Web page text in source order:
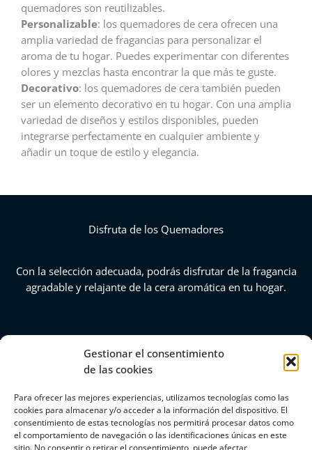
Gestionar el consentimiento
de las cookies
Para ofrecer las mejores experiencias, utilizamos tecnologías como las
cookies para almacenar y/o acceder a la información del dispositivo. El
consentimiento de estas tecnologías nos permitirá procesar datos como
el comportamiento de navegación o las identificaciones únicas en este
sitio. No consentir o retirar el consentimiento, puede afectar
quemadores son reutilizables.
Personalizable: los quemadores de cera ofrecen una
amplia variedad de fragancias para personalizar el
aroma de tu hogar. Puedes experimentar con diferentes
olores y mezclas hasta encontrar la que más te guste.
Decorativo: los quemadores de cera también pueden
ser un elemento decorativo en tu hogar. Con una amplia
variedad de diseños y estilos disponibles, pueden
integrarse perfectamente en cualquier ambiente y
añadir un toque de estilo y elegancia.
Disfruta de los Quemadores
Con la selección adecuada, podrás disfrutar de la fragancia
agradable y relajante de la cera aromática en tu hogar.
COPYRIGHT © 2026 |MARIA DEL PILAR FREIXAS |
606981359 | PILAR_DIE23@HOTMAIL.COM